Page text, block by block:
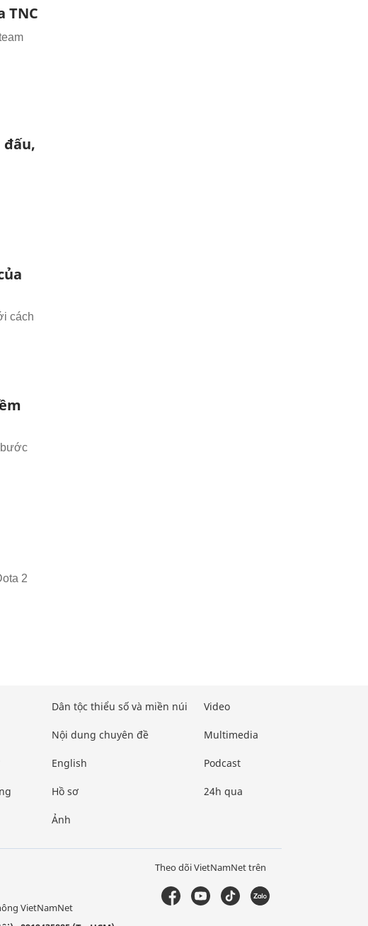
TNC
đấu,
cách
bước
2
Dân tộc thiểu số và miền núi
Nội dung chuyên đề
English
Hồ sơ
Ảnh
Video
Multimedia
Podcast
24h qua
VietNamNet
Theo dõi VietNamNet trên